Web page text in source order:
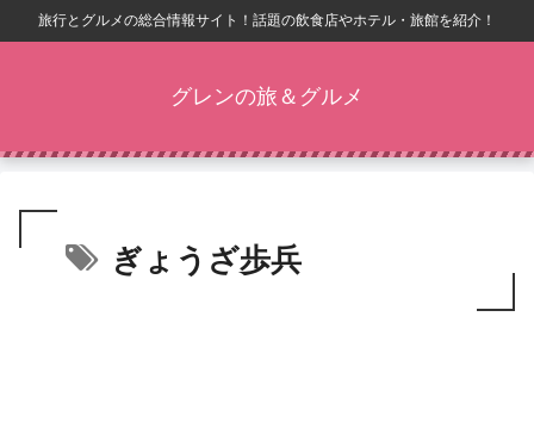
旅行とグルメの総合情報サイト！話題の飲食店やホテル・旅館を紹介！
グレンの旅＆グルメ
ぎょうざ歩兵